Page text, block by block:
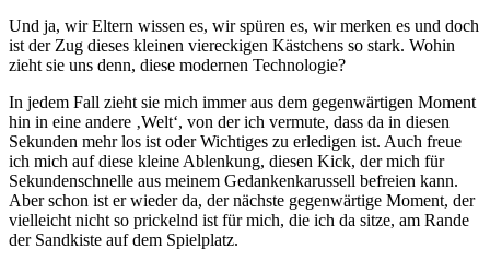
Und ja, wir Eltern wissen es, wir spüren es, wir merken es und doch
ist der Zug dieses kleinen viereckigen Kästchens so stark. Wohin
zieht sie uns denn, diese modernen Technologie?
In jedem Fall zieht sie mich immer aus dem gegenwärtigen Moment
hin in eine andere ‚Welt‘, von der ich vermute, dass da in diesen
Sekunden mehr los ist oder Wichtiges zu erledigen ist. Auch freue
ich mich auf diese kleine Ablenkung, diesen Kick, der mich für
Sekundenschnelle aus meinem Gedankenkarussell befreien kann.
Aber schon ist er wieder da, der nächste gegenwärtige Moment, der
vielleicht nicht so prickelnd ist für mich, die ich da sitze, am Rande
der Sandkiste auf dem Spielplatz.